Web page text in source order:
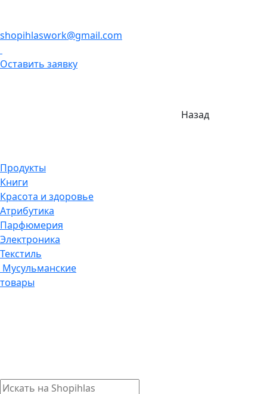
shopihlaswork@gmail.com
Оставить заявку
Назад
Продукты
Книги
Красота и здоровье
Атрибутика
Парфюмерия
Электроника
Текстиль
Мусульманские
товары